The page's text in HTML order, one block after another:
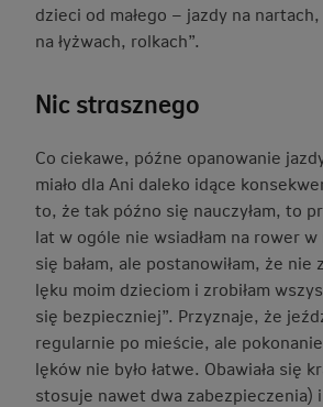
dzieci od małego – jazdy na
na łyżwach, rolkach”.
Nic strasznego
Co ciekawe, późne opanowanie
miało dla Ani daleko idące
to, że tak późno się nauczyłam, to
lat w ogóle nie wsiadłam na rower
się bałam, ale postanowiłam, że nie
lęku moim dzieciom i zrobiłam
się bezpieczniej”. Przyznaje, że
regularnie po mieście, ale
lęków nie było łatwe. Obawiała się
stosuje nawet dwa zabezpieczenia)